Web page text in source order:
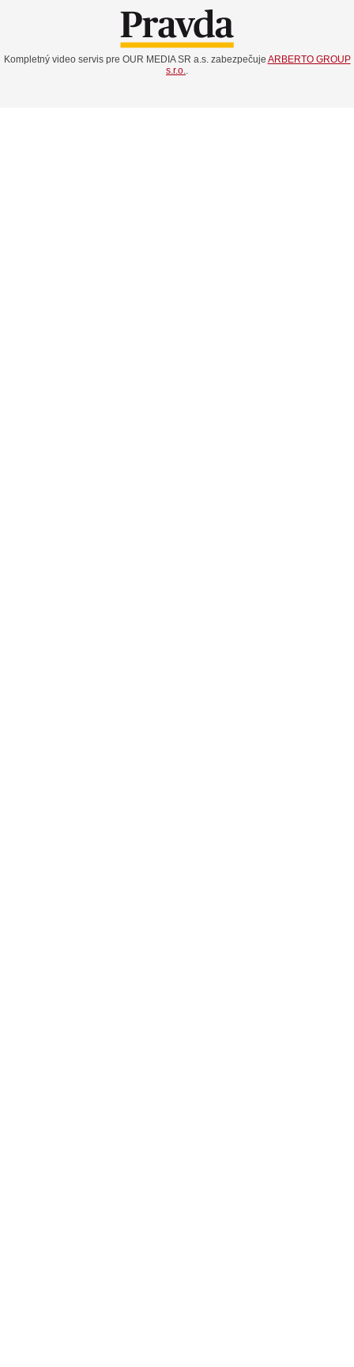
Kompletný video servis pre OUR MEDIA SR a.s. zabezpečuje ARBERTO GROUP
s.r.o.